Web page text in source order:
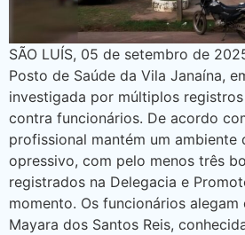
SÃO LUÍS, 05 de setembro de
Posto de Saúde da Vila Janaína,
investigada por múltiplos
contra funcionários. De acordo
profissional mantém um ambiente
opressivo, com pelo menos três
registrados na Delegacia e
momento. Os funcionários alegam
Mayara dos Santos Reis,